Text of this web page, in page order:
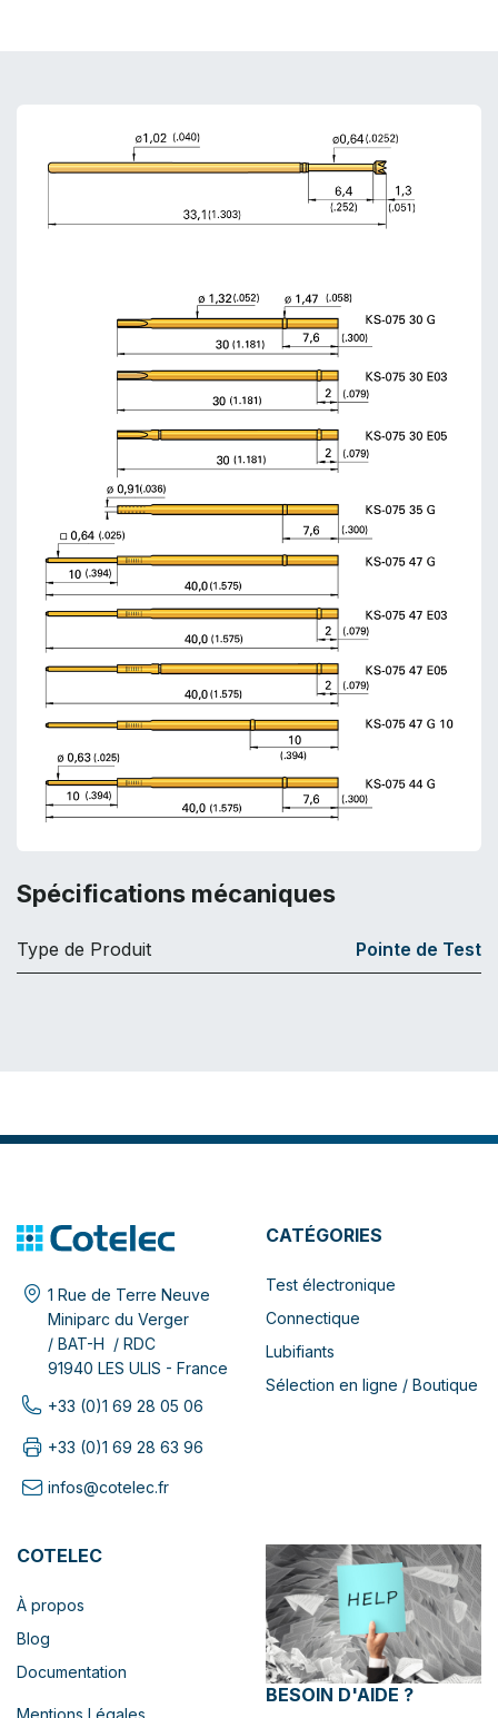
Spécifications mécaniques
Type de Produit Pointe de Test
1 Rue de Terre Neuve
Miniparc du Verger
/ BAT-H / RDC
91940 LES ULIS - France
+33 (0)1 69 28 05 06
+33 (0)1 69 28 63 96
infos@cotelec.fr
CATÉGORIES
Test électronique
Connectique
Lubifiants
Sélection en ligne / Boutique
COTELEC
À propos
Blog
Documentation
BESOIN D'AIDE ?